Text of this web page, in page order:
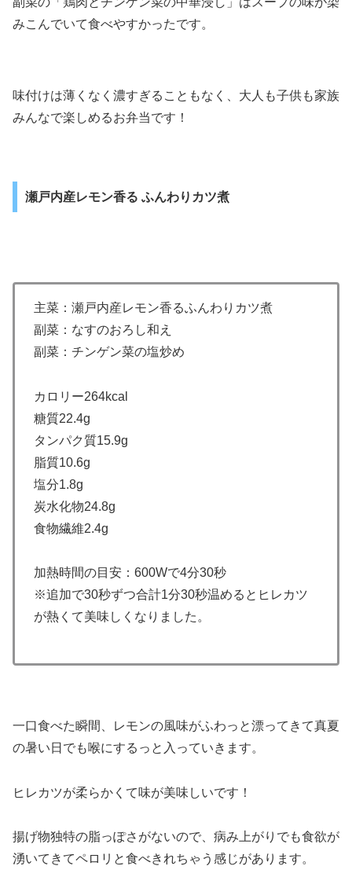
みこんでいて食べやすかったです。
味付けは薄くなく濃すぎることもなく、大人も子供も家族
みんなで楽しめるお弁当です！
瀬戸内産レモン香る ふんわりカツ煮
主菜：瀬戸内産レモン香るふんわりカツ煮
副菜：なすのおろし和え
副菜：チンゲン菜の塩炒め
カロリー264kcal
糖質22.4g
タンパク質15.9g
脂質10.6g
塩分1.8g
炭水化物24.8g
食物繊維2.4g
加熱時間の目安：600Wで4分30秒
※追加で30秒ずつ合計1分30秒温めるとヒレカツ
が熱くて美味しくなりました。
一口食べた瞬間、レモンの風味がふわっと漂ってきて真夏
の暑い日でも喉にするっと入っていきます。
ヒレカツが柔らかくて味が美味しいです！
揚げ物独特の脂っぽさがないので、病み上がりでも食欲が
湧いてきてペロリと食べきれちゃう感じがあります。